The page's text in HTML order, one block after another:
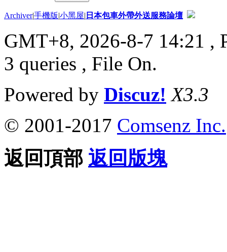
Archiver|手機版|小黑屋| 日本包車外帶外送服務論壇
GMT+8, 2026-8-7 14:21 ,
3 queries , File On.
Powered by Discuz! X3.3
© 2001-2017 Comsenz Inc.
返回頂部 返回版塊